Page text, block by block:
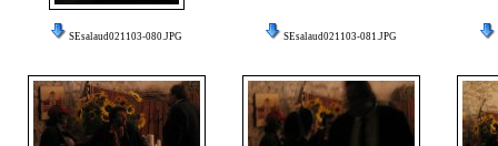
SEsalaud021103-080.JPG SEsalaud021103-081.JPG